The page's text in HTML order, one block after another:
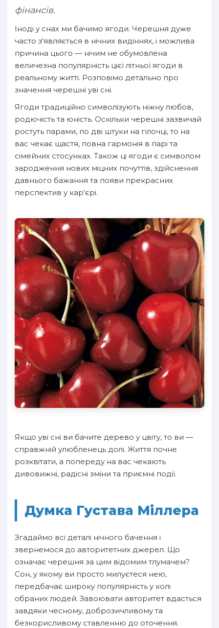
фінансів.
Іноді у снах ми бачимо ягоди. Черешня дуже
часто з'являється в нічних видіннях, і можлива
причина цього — нічим не обумовлена
величезна популярність цієї літньої ягоди в
реальному житті. Розповімо детально про
значення черешні уві сні.
Ягоди традиційно символізують ніжну любов,
родючість та юність. Оскільки черешні зазвичай
ростуть парами, по дві штуки на гілочці, то на
вас чекає щастя, повна гармонія в парі та
сімейних стосунках. Також ці ягоди є символом
зародження нових міцних почуттів, здійснення
давнього бажання та появи прекрасних
перспектив у кар'єрі.
Якщо уві сні ви бачите дерево у цвіту, то ви —
справжній улюбленець долі. Життя почне
розквітати, а попереду на вас чекають
дивовижні, радісні зміни та приємні події.
Думка Густава Міллера
Згадаймо всі деталі нічного бачення і
звернемося до авторитетних джерел. Що
означає черешня за цим відомим тлумачем?
Сон, у якому ви просто милуєтеся нею,
передбачає широку популярність у колі
обраних людей. Завоювати авторитет вдасться
завдяки чесному, доброзичливому та
безкорисливому ставленню до оточення.